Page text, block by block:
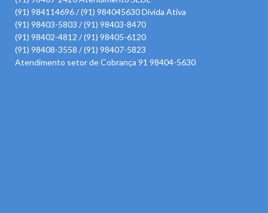
(91) 984114696 / (91) 984045630 Divida Ativa
(91) 98403-5803 / (91) 98403-8470
(91) 98402-4812 / (91) 98405-6120
(91) 98408-3558 / (91) 98407-5823
Atendimento setor de Cobrança 91 98404-5630